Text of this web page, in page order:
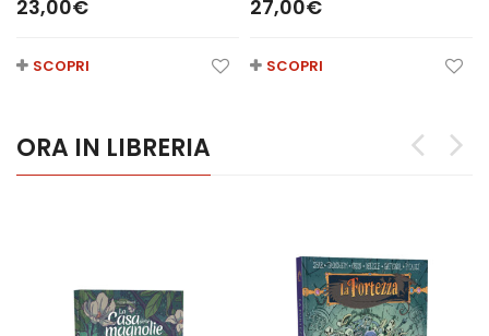
23,00€
SCOPRI
27,00€
SCOPRI
ORA IN LIBRERIA